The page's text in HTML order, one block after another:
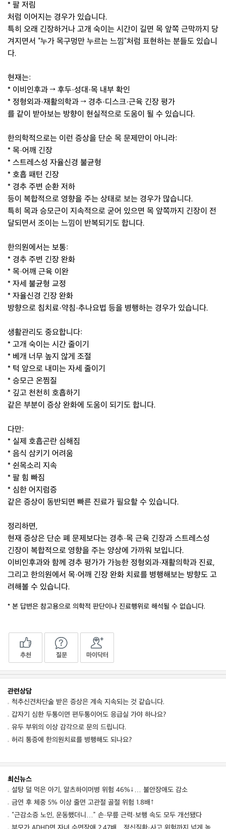
* 팔 저림
처럼 이어지는 경우가 있습니다.
특히 오래 긴장하거나 고개 숙이는 시간이 길면 목 앞쪽 근막까지 당
겨지면서 “누가 목구멍만 누르는 느낌”처럼 표현하는 분들도 있습니
다.
현재는:
* 이비인후과 → 후두·성대·목 내부 확인
* 정형외과·재활의학과 → 경추·디스크·근육 긴장 평가
를 같이 받아보는 방향이 현실적으로 도움이 될 수 있습니다.
한의학적으로는 이런 증상을 단순 목 문제만이 아니라:
* 목·어깨 긴장
* 스트레스성 자율신경 불균형
* 호흡 패턴 긴장
* 경추 주변 순환 저하
등이 복합적으로 영향을 주는 상태로 보는 경우가 많습니다.
특히 목과 승모근이 지속적으로 굳어 있으면 목 앞쪽까지 긴장이 전
달되면서 조이는 느낌이 반복되기도 합니다.
한의원에서는 보통:
* 경추 주변 긴장 완화
* 목·어깨 근육 이완
* 자세 불균형 교정
* 자율신경 긴장 완화
방향으로 침치료·약침·추나요법 등을 병행하는 경우가 있습니다.
생활관리도 중요합니다:
* 고개 숙이는 시간 줄이기
* 베개 너무 높지 않게 조절
* 턱 앞으로 내미는 자세 줄이기
* 승모근 온찜질
* 깊고 천천히 호흡하기
같은 부분이 증상 완화에 도움이 되기도 합니다.
다만:
* 실제 호흡곤란 심해짐
* 음식 삼키기 어려움
* 쉰목소리 지속
* 팔 힘 빠짐
* 심한 어지럼증
같은 증상이 동반되면 빠른 진료가 필요할 수 있습니다.
정리하면,
현재 증상은 단순 폐 문제보다는 경추·목 근육 긴장과 스트레스성
긴장이 복합적으로 영향을 주는 양상에 가까워 보입니다.
이비인후과와 함께 경추 평가가 가능한 정형외과·재활의학과 진료,
그리고 한의원에서 목·어깨 긴장 완화 치료를 병행해보는 방향도 고
려해볼 수 있습니다.
* 본 답변은 참고용으로 의학적 판단이나 진료행위로 해석될 수 없습니다.
추천 질문 마이닥터
관련상담
척추신견차단술 받은 증상은 계속 지속되는 것 같습니다.
갑자기 심한 두통이면 편두통이어도 응급실 가야 하나요?
유두 부위의 이상 감각으로 문의 드립니다.
허리 통증에 한의원치료를 병행해도 되나요?
최신뉴스
설탕 덜 먹은 아기, 알츠하이머병 위험 46%↓… 불안장애도 감소
금연 후 체중 5% 이상 줄면 고관절 골절 위험 1.8배↑
“근감소증 노인, 운동했더니…” 손·무릎 근력·보행 속도 모두 개선됐다